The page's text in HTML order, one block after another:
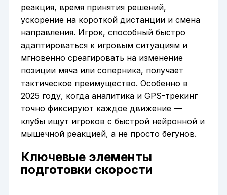
реакция, время принятия решений,
ускорение на короткой дистанции и смена
направления. Игрок, способный быстро
адаптироваться к игровым ситуациям и
мгновенно среагировать на изменение
позиции мяча или соперника, получает
тактическое преимущество. Особенно в
2025 году, когда аналитика и GPS-трекинг
точно фиксируют каждое движение —
клубы ищут игроков с быстрой нейронной и
мышечной реакцией, а не просто бегунов.
Ключевые элементы
подготовки скорости